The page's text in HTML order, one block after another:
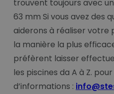
trouvent toujours avec
63 mm Si vous avez des
aiderons à réaliser votre
la manière la plus
préfèrent laisser
les piscines da A à Z.
d’informations :